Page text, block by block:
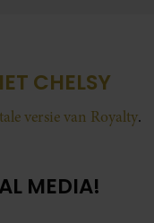
CHELSY
versie van Royalty.
MEDIA!